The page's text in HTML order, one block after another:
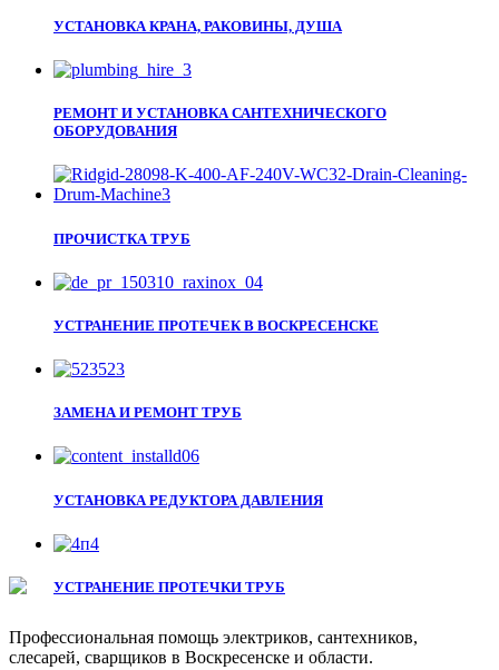
УСТАНОВКА КРАНА, РАКОВИНЫ, ДУША
РЕМОНТ И УСТАНОВКА САНТЕХНИЧЕСКОГО
ОБОРУДОВАНИЯ
ПРОЧИСТКА ТРУБ
УСТРАНЕНИЕ ПРОТЕЧЕК В ВОСКРЕСЕНСКЕ
ЗАМЕНА И РЕМОНТ ТРУБ
УСТАНОВКА РЕДУКТОРА ДАВЛЕНИЯ
УСТРАНЕНИЕ ПРОТЕЧКИ ТРУБ
Профессиональная помощь электриков, сантехников,
слесарей, сварщиков в Воскресенске и области.